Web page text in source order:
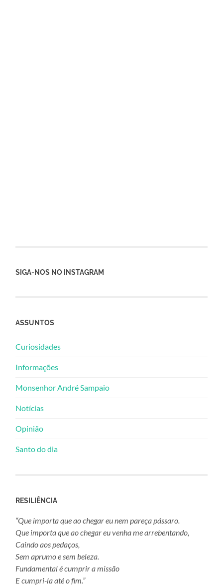
SIGA-NOS NO INSTAGRAM
ASSUNTOS
Curiosidades
Informações
Monsenhor André Sampaio
Notícias
Opinião
Santo do dia
RESILIÊNCIA
“Que importa que ao chegar eu nem pareça pássaro.
Que importa que ao chegar eu venha me arrebentando,
Caindo aos pedaços,
Sem aprumo e sem beleza.
Fundamental é cumprir a missão
E cumpri-la até o fim.”